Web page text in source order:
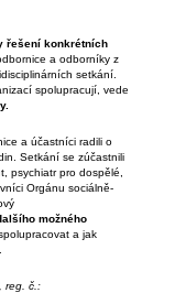
řešení konkrétních
a odborníky z
setkání.
spolupracují, vede
a účastníci radili o
Setkání se zúčastnili
psychiatr pro dospělé,
Orgánu sociálně-
možného
a jak
reg. č.: